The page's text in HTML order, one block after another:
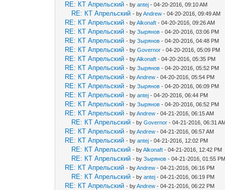
RE: КТ Апрельский - byantej - 04-20-2016, 09:10 AM
RE: КТ Апрельский - byAndrew - 04-20-2016, 09:49 AM
RE: КТ Апрельский - byAlkonaft - 04-20-2016, 09:26 AM
RE: КТ Апрельский - byЗырянов - 04-20-2016, 03:06 PM
RE: КТ Апрельский - byЗырянов - 04-20-2016, 04:48 PM
RE: КТ Апрельский - byGovernor - 04-20-2016, 05:09 PM
RE: КТ Апрельский - byAlkonaft - 04-20-2016, 05:35 PM
RE: КТ Апрельский - byЗырянов - 04-20-2016, 05:52 PM
RE: КТ Апрельский - byAndrew - 04-20-2016, 05:54 PM
RE: КТ Апрельский - byЗырянов - 04-20-2016, 06:09 PM
RE: КТ Апрельский - byantej - 04-20-2016, 06:44 PM
RE: КТ Апрельский - byЗырянов - 04-20-2016, 06:52 PM
RE: КТ Апрельский - byAndrew - 04-21-2016, 06:15 AM
RE: КТ Апрельский - byGovernor - 04-21-2016, 06:31
RE: КТ Апрельский - byAndrew - 04-21-2016, 06:57 AM
RE: КТ Апрельский - byantej - 04-21-2016, 12:02 PM
RE: КТ Апрельский - byAlkonaft - 04-21-2016, 12:42 PM
RE: КТ Апрельский - byЗырянов - 04-21-2016, 01:55 PM
RE: КТ Апрельский - byAndrew - 04-21-2016, 06:16 PM
RE: КТ Апрельский - byantej - 04-21-2016, 06:19 PM
RE: КТ Апрельский - byAndrew - 04-21-2016, 06:22 PM